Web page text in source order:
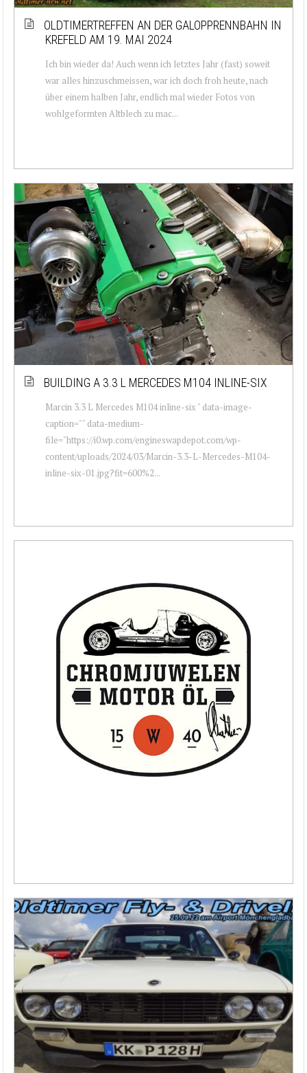
OLDTIMERTREFFEN AN DER GALOPPRENNBAHN IN
KREFELD AM 19. MAI 2024
Ich bin wieder da! Auch wenn ich letztes Jahr (fast) soweit
war alles hinzuschmeissen, war ich doch froh heute, nach
über einem halben Jahr, endlich mal wieder Fotos von
wohlgeformten Altblech zu mac...
BUILDING A 3.3 L MERCEDES M104 INLINE-SIX
Marcin 3.3 L Mercedes M104 inline-six " data-image-
caption="" data-medium-
file="https://i0.wp.com/engineswapdepot.com/wp-
content/uploads/2024/03/Marcin-3.3-L-Mercedes-M104-
inline-six-01.jpg?fit=600%2...